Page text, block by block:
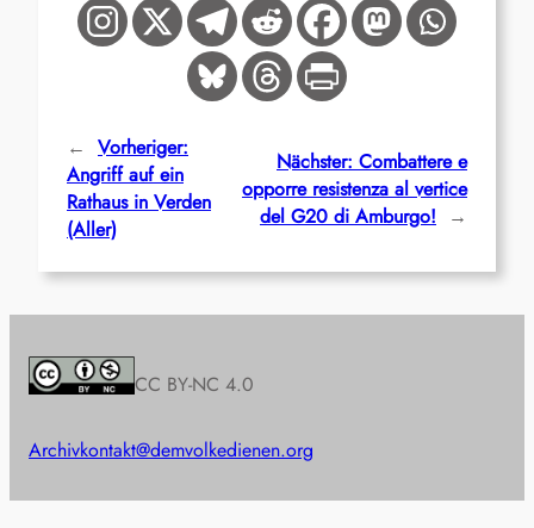
← Vorheriger:
Angriff auf ein
Rathaus in Verden
(Aller)
Nächster: Combattere e
opporre resistenza al vertice
del G20 di Amburgo!
→
CC BY-NC 4.0
Archivkontakt@demvolkedienen.org